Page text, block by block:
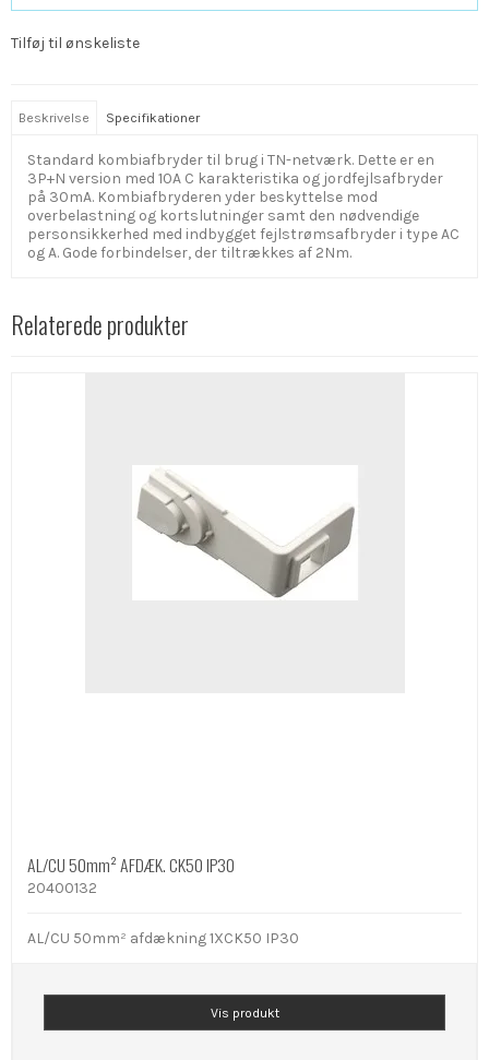
Tilføj til ønskeliste
Beskrivelse Specifikationer
Standard kombiafbryder til brug i TN-netværk. Dette er en
3P+N version med 10A C karakteristika og jordfejlsafbryder
på 30mA. Kombiafbryderen yder beskyttelse mod
overbelastning og kortslutninger samt den nødvendige
personsikkerhed med indbygget fejlstrømsafbryder i type AC
og A. Gode forbindelser, der tiltrækkes af 2Nm.
Relaterede produkter
AL/CU 50mm² AFDÆK. CK50 IP30
20400132
AL/CU 50mm² afdækning 1XCK50 IP30
Vis produkt